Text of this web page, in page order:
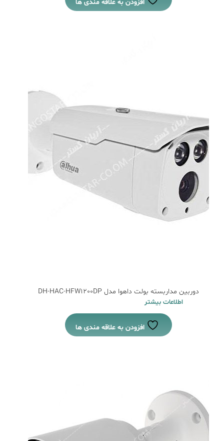
افزودن به علاقه مندی ها
دوربین مداربسته بولت داهوا مدل DH-HAC-HFW1200DP
اطلاعات بیشتر
افزودن به علاقه مندی ها